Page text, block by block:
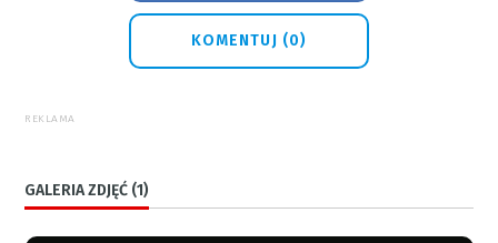
KOMENTUJ (0)
REKLAMA
GALERIA ZDJĘĆ (1)